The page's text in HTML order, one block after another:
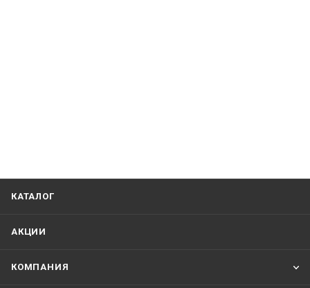
КАТАЛОГ
АКЦИИ
КОМПАНИЯ